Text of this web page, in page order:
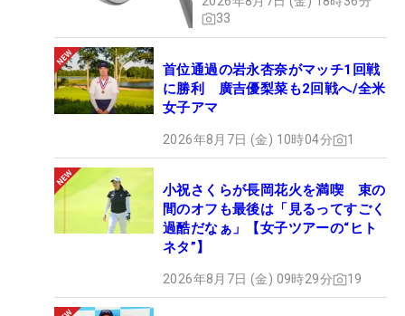
33
首位通過の岩永杏奈がマッチ1回戦
に勝利 廣吉優梨菜も2回戦へ/全米
女子アマ
2026年8月7日 (金) 10時04分 1
小祝さくらが長岡花火を満喫 束の
間のオフも最後は「見るってすごく
過酷だなぁ」【女子ツアーの“ヒト
ネタ”】
2026年8月7日 (金) 09時29分 19